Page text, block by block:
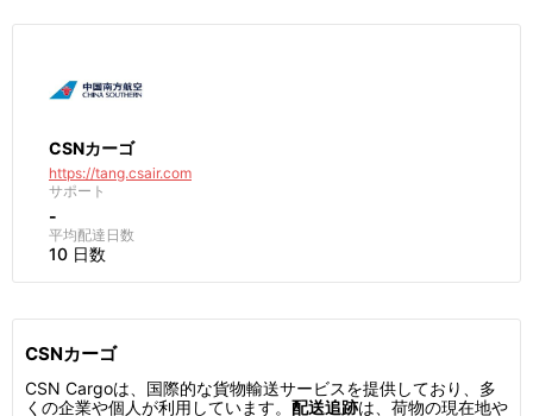
CSNカーゴ
https://tang.csair.com
サポート
-
平均配達日数
10 日数
CSNカーゴ
CSN Cargoは、国際的な貨物輸送サービスを提供しており、多
くの企業や個人が利用しています。 配送追跡は、荷物の現在地や